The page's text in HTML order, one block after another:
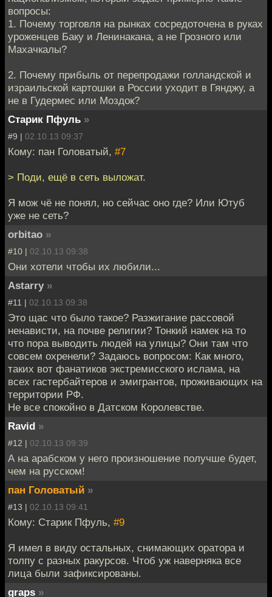
вопросы:
1. Почему торговля на рынках сосредоточена в руках
уроженцев Баку и Ленинакана, а не Грозного или
Махачкалы?
2. Почему прибыль от перепродажи голландской и
израильской картошки в России уходит в Гянджу, а
не в Гудермес или Моздок?
Старик Пфуль »
#9 | 02.10.13 09:37
Кому: пан Головатый, #7
> Поди, ещё в сеть выложат.
Я мож чё не понял, но сейчас оно где? Или Ютуб
уже не сеть?
orbitao »
#10 | 02.10.13 09:38
Они хотели чтобы их любили...
Astarry »
#11 | 02.10.13 09:38
Это щас что было такое? Разжигание рассовой
ненависти, на почве религии? Тонкий намек на то
что пора выводить людей на улицы? Они там что
совсем охренели? Задаюсь вопросом: Как много,
таких вот фанатиков экстремисского ислама, на
всех гастербайтеров и эмигрантов, проживающих на
территории РФ.
Не все спокойно в Датском Королевстве.
Ravid »
#12 | 02.10.13 09:39
А на арабском у него произношение получше будет,
чем на русском!
пан Головатый »
#13 | 02.10.13 09:41
Кому: Старик Пфуль, #9
Я имел в виду остальных, снимающих оратора и
толпу с разных ракурсов. Чтоб уж наверняка все
лица были зафиксированы.
graps »